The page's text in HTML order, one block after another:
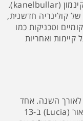
תרבותית חשובה, לרוב בליווי לחמניות קינמון (kanelbullar).
קולינריה חדשנית,
וטכניקות כמו
ואחריות
לאורך השנה. אחד
המועדים החשובים ביותר הוא חגיגת האור (Lucia) ב-13